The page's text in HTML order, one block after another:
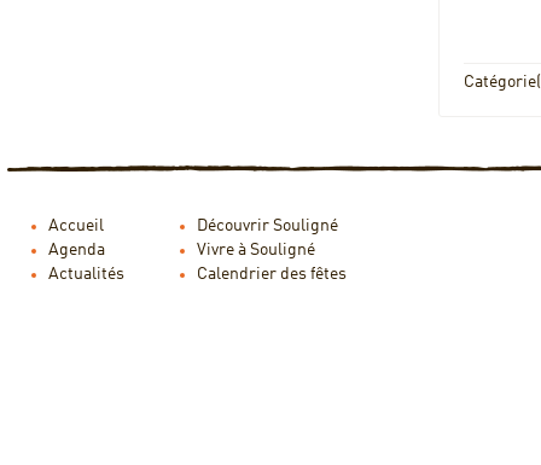
Accueil
Agenda
Actualités
Découvrir Souligné
Vivre à Souligné
Calendrier des fêtes